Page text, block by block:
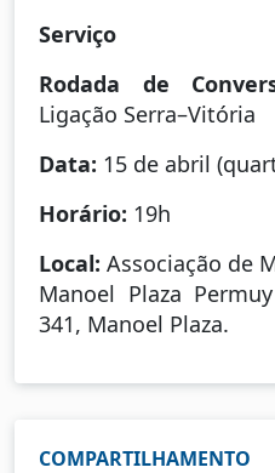
Serviço
Rodada de
Ligação Serra–Vitória
Data: 15 de abril
Horário: 19h
Local: Associação de
Manoel Plaza
341, Manoel Plaza.
COMPARTILHAMENTO